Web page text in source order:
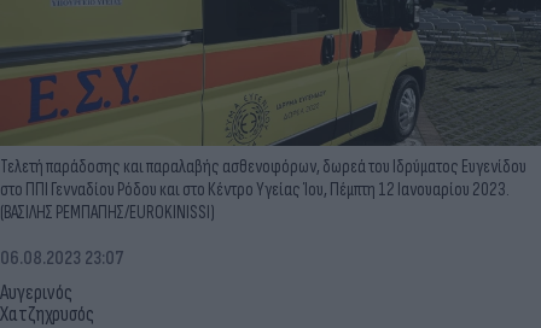
Τελετή παράδοσης και παραλαβής ασθενοφόρων, δωρεά του Ιδρύματος Ευγενίδου
στο ΠΠΙ Γενναδίου Ρόδου και στο Κέντρο Υγείας Ίου, Πέμπτη 12 Ιανουαρίου 2023.
(ΒΑΣΙΛΗΣ ΡΕΜΠΑΠΗΣ/EUROKINISSI)
Αυγερινός
Χατζηχρυσός
06.08.2023 23:07